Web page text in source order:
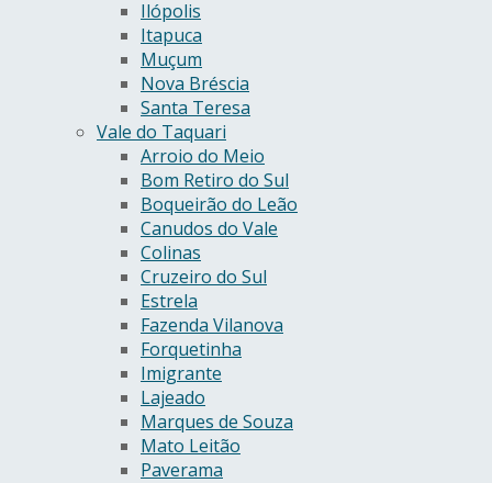
Ilópolis
Itapuca
Muçum
Nova Bréscia
Santa Teresa
Vale do Taquari
Arroio do Meio
Bom Retiro do Sul
Boqueirão do Leão
Canudos do Vale
Colinas
Cruzeiro do Sul
Estrela
Fazenda Vilanova
Forquetinha
Imigrante
Lajeado
Marques de Souza
Mato Leitão
Paverama